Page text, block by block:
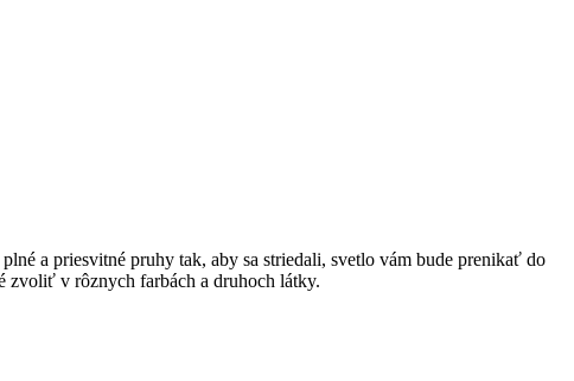
a priesvitné pruhy tak, aby sa striedali, svetlo vám bude prenikať do
zvoliť v rôznych farbách a druhoch látky.